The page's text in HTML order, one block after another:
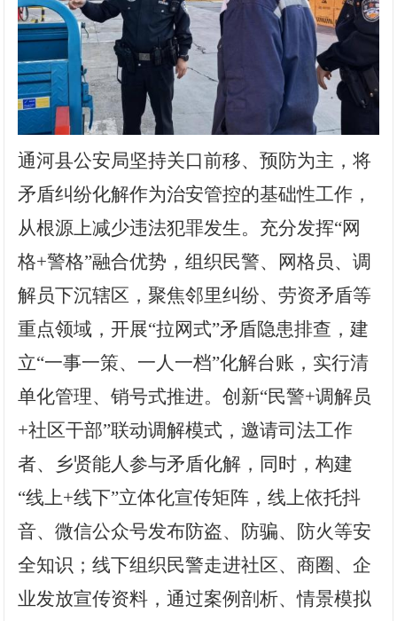
通河县公安局坚持关口前移、预防为主，将
矛盾纠纷化解作为治安管控的基础性工作，
从根源上减少违法犯罪发生。充分发挥“网
格+警格”融合优势，组织民警、网格员、调
解员下沉辖区，聚焦邻里纠纷、劳资矛盾等
重点领域，开展“拉网式”矛盾隐患排查，建
立“一事一策、一人一档”化解台账，实行清
单化管理、销号式推进。创新“民警+调解员
+社区干部”联动调解模式，邀请司法工作
者、乡贤能人参与矛盾化解，同时，构建
“线上+线下”立体化宣传矩阵，线上依托抖
音、微信公众号发布防盗、防骗、防火等安
全知识；线下组织民警走进社区、商圈、企
业发放宣传资料，通过案例剖析、情景模拟